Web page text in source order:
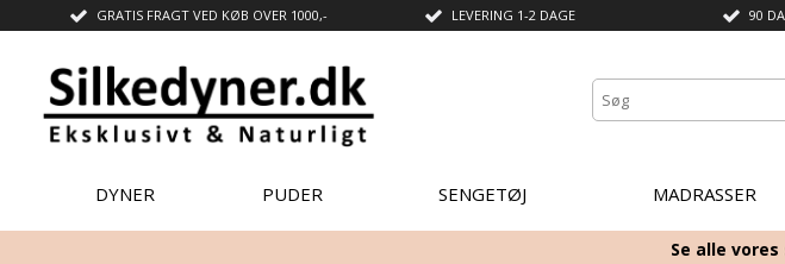
GRATIS FRAGT VED KØB OVER 1000,- LEVERING 1-2 DAGE 90
DYNER PUDER SENGETØJ MADRASSER
Se alle